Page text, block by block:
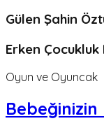
Gülen Şahin
Erken Çocukluk
Oyun ve Oyuncak
Bebeğinizin